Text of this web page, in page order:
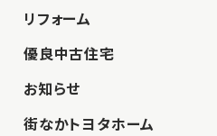
リフォーム
優良中古住宅
お知らせ
街なかトヨタホーム